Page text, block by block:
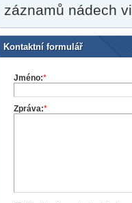
záznamů nádech
Kontaktní formulář
Jméno:*
Zpráva:*